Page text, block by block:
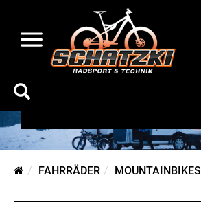
MTB-Fatbike
FAHRRÄDER MOUNTAINBIKES